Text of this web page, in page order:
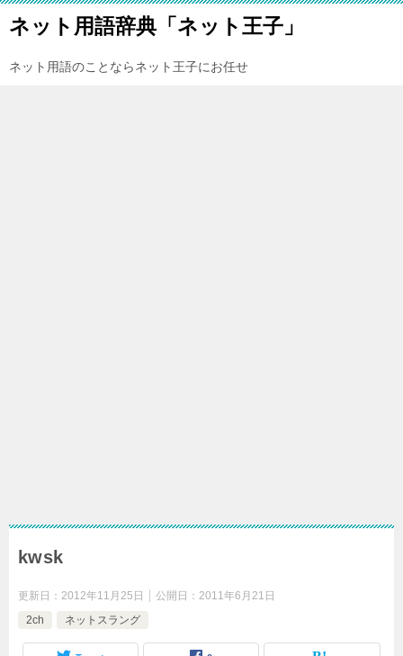
ネット用語辞典「ネット王子」
ネット用語のことならネット王子にお任せ
kwsk
更新日： 2012年11月25日 公開日： 2011年6月21日
2ch
ネットスラング